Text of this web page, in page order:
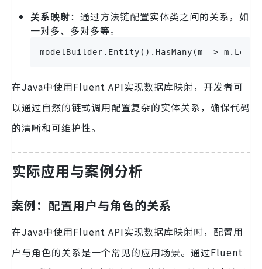
关系映射：通过方法链配置实体类之间的关系，如
一对多、多对多等。
modelBuilder.Entity().HasMany(m ->
在Java中使用Fluent API实现数据库映射，开发者可
以通过自然的链式调用配置复杂的实体关系，确保代码
的清晰和可维护性。
实际应用与案例分析
案例：配置用户与角色的关系
在Java中使用Fluent API实现数据库映射时，配置用
户与角色的关系是一个常见的应用场景。通过Fluent